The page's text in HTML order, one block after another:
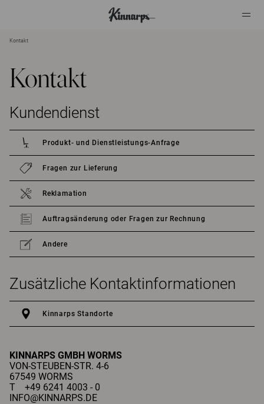
Kontakt
Kontakt
Kundendienst
Produkt- und Dienstleistungs-Anfrage
Fragen zur Lieferung
Reklamation
Auftragsänderung oder Fragen zur Rechnung
Andere
Zusätzliche Kontaktinformationen
Kinnarps Standorte
KINNARPS GMBH WORMS
VON-STEUBEN-STR. 4-6
67549 WORMS
T +49 6241 4003 - 0
INFO@KINNARPS.DE